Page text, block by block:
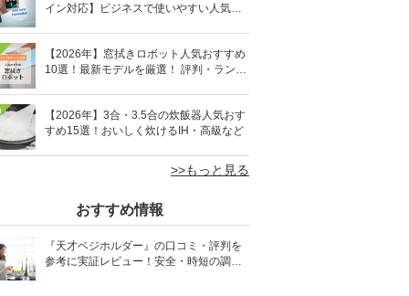
イン対応】ビジネスで使いやすい人気の
【2026年】窓拭きロボット人気おすすめ
10選！最新モデルを厳選！ 評判・ランキ
【2026年】3合・3.5合の炊飯器人気おす
すめ15選！おいしく炊けるIH・高級など
>>もっと見る
おすすめ情報
『天才ベジホルダー』の口コミ・評判を
参考に実証レビュー！安全・時短の調理